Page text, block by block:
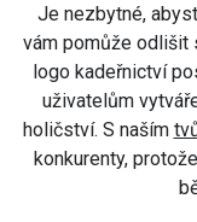
Je nezbytné,
vám pomůže odlišit
logo kadeřnictví
uživatelům
holičství. S naším
konkurenty,